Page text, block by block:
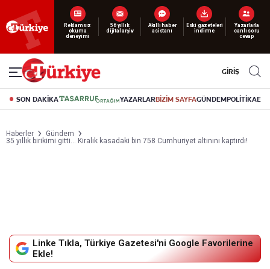
Yeni nesil dijital
abonelik 19 TL’den başlayan fiyatlarla.
GİRİŞ
SON DAKİKA YAZARLARBİZİM SAYFAGÜNDEMPOLİTİKA
Haberler
Gündem
35 yıllık birikimi gitti… Kiralık kasadaki bin 758 Cumhuriyet altınını kaptırdı!
Linke Tıkla, Türkiye Gazetesi'ni Google Favorilerine
Ekle!